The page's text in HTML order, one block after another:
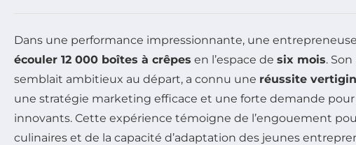
Dans une performance impressionnante, une entrepreneuse
écouler 12 000 boîtes à crêpes en l’espace de six mois.
semblait ambitieux au départ, a connu une réussite
une stratégie marketing efficace et une forte demande
innovants. Cette expérience témoigne de l’engouement
culinaires et de la capacité d’adaptation des jeunes